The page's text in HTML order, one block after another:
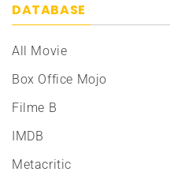
DATABASE
All Movie
Box Office Mojo
Filme B
IMDB
Metacritic